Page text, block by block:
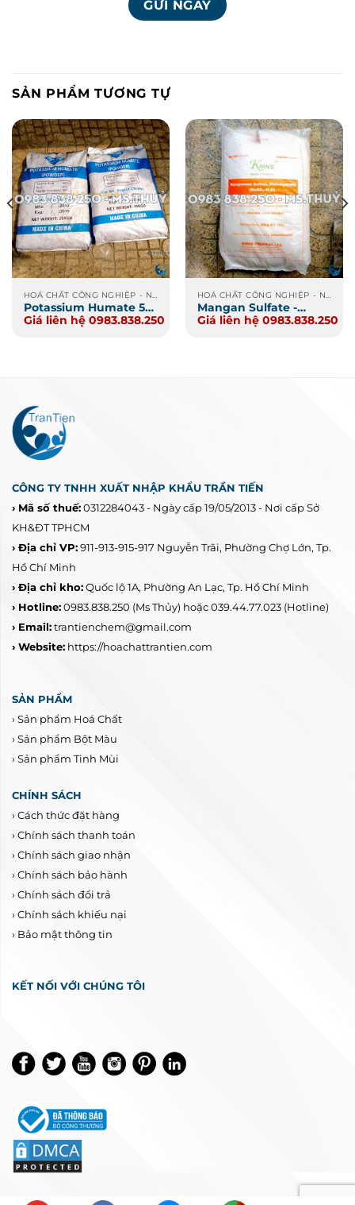
SẢN PHẨM TƯƠNG TỰ
HOÁ CHẤT CÔNG NGHIỆP - NÔNG NGHIỆP - XI MẠ
Potassium Humate 55-
60
Giá liên hệ 0983.838.250
HOÁ CHẤT CÔNG NGHIỆP - NÔNG NGHIỆP - XI MẠ
Mangan Sulfate -
Manganese Sulphate
Giá liên hệ 0983.838.250
CÔNG TY TNHH XUẤT NHẬP KHẨU TRẦN TIẾN
› Mã số thuế:0312284043 - Ngày cấp 19/05/2013 - Nơi cấp Sở
KH&ĐT TPHCM
› Địa chỉ VP:911-913-915-917 Nguyễn Trãi, Phường Chợ Lớn, Tp.
Hồ Chí Minh
› Địa chỉ kho:Quốc lộ 1A, Phường An Lạc, Tp. Hồ Chí Minh
› Hotline: 0983.838.250 (Ms Thủy) hoặc 039.44.77.023(Hotline)
› Email:trantienchem@gmail.com
› Website: https://hoachattrantien.com
SẢN PHẨM
› Sản phẩm Hoá Chất
› Sản phẩm Bột Màu
› Sản phẩm Tinh Mùi
CHÍNH SÁCH
› Cách thức đặt hàng
› Chính sách thanh toán
› Chính sách giao nhận
› Chính sách bảo hành
› Chính sách đổi trả
› Chính sách khiếu nại
› Bảo mật thông tin
KẾT NỐI VỚI CHÚNG TÔI